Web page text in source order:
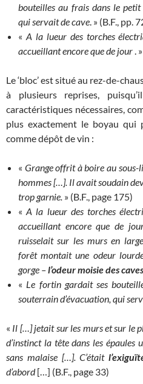
bouteilles au frais dans le petit
qui servait de cave. » (B.F., pp.
« A la lueur des torches
accueillant encore que de jour.
Le ‘bloc’ est situé au rez-de-
à plusieurs reprises,
caractéristiques nécessaires,
plus exactement le boyau
comme dépôt de vin :
« Grange offrit à boire au sous-
hommes […]. Il avait soudain
trop garnie. » (B.F., page 175)
«A la lueur des torches
accueillant encore que de
ruisselait sur les murs en
forêt montait une odeur
gorge –l’odeur moisie des caves
« Le fortin gardait ses
souterrain d’évacuation, qui
« Il […] jetait sur les murs et sur le
d’instinct la tête dans les épaules
sans malaise […]. C’était
d’abord[…] (B.F., page 33)